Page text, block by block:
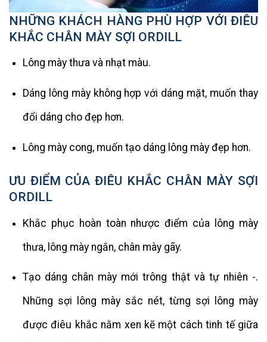
NHỮNG KHÁCH HÀNG PHÙ HỢP VỚI ĐIÊU
KHẮC CHÂN MÀY SỢI ORDILL
Lông mày thưa và nhạt màu.
Dáng lông mày không hợp với dáng mặt, muốn thay
đổi dáng cho đẹp hơn.
Lông mày cong, muốn tạo dáng lông mày đẹp hơn.
ƯU ĐIỂM CỦA ĐIÊU KHẮC CHÂN MÀY SỢI
ORDILL
Khắc phục hoàn toàn nhược điểm của lông mày
thưa, lông mày ngắn, chân mày gãy.
Tạo dáng chân mày mới trông thật và tự nhiên -.
Những sợi lông mày sắc nét, từng sợi lông mày
được điêu khắc nằm xen kẽ một cách tinh tế giữa